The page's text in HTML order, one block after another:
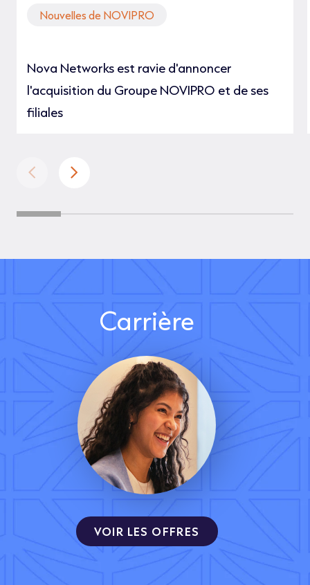
Nouvelles de NOVIPRO
Nova Networks est ravie d'annoncer
l'acquisition du Groupe NOVIPRO et de ses
filiales
Carrière
VOIR LES OFFRES